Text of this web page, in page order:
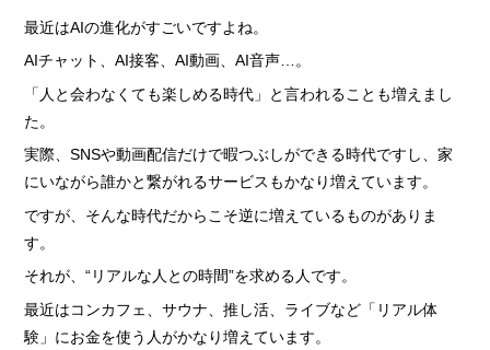
› お得な特典
› 連絡先交換、同伴アフター 一切なし！
› 出戻り大歓迎
› 出稼ぎ特典
› 県外でも送り無料
› お友達紹介キャンペーン
› お酒が飲めなくてもOK
› お給料明細公開中!
最近はAIの進化がすごいですよね。
AIチャット、AI接客、AI動画、AI音声…。
「人と会わなくても楽しめる時代」と言われることも増えまし
た。
実際、SNSや動画配信だけで暇つぶしができる時代ですし、家
にいながら誰かと繋がれるサービスもかなり増えています。
ですが、そんな時代だからこそ逆に増えているものがありま
す。
それが、“リアルな人との時間”を求める人です。
最近はコンカフェ、サウナ、推し活、ライブなど「リアル体
験」にお金を使う人がかなり増えています。